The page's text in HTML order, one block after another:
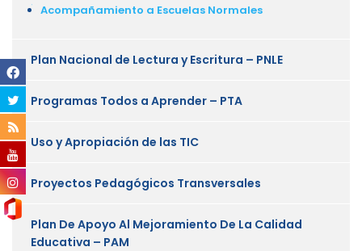
Acompañamiento a Escuelas Normales
Plan Nacional de Lectura y Escritura – PNLE
Programas Todos a Aprender – PTA
Uso y Apropiación de las TIC
Proyectos Pedagógicos Transversales
Plan De Apoyo Al Mejoramiento De La Calidad
Educativa – PAM